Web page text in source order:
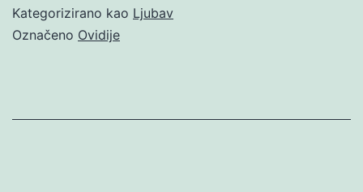
Kategorizirano kao Ljubav
Označeno Ovidije